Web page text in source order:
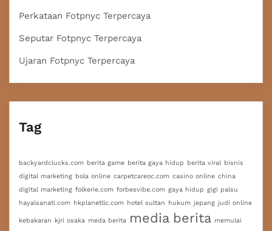
Perkataan Fotpnyc Terpercaya
Seputar Fotpnyc Terpercaya
Ujaran Fotpnyc Terpercaya
Tag
backyardclucks.com berita game berita gaya hidup berita viral bisnis
digital marketing bola online carpetcareoc.com casino online china
digital marketing folkerie.com forbesvibe.com gaya hidup gigi palsu
hayalsanati.com hkplanetllc.com hotel sultan hukum jepang judi online
kebakaran kjri osaka meda berita media berita memulai